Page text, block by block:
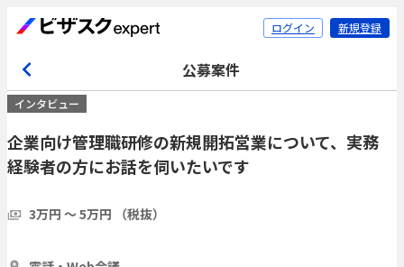
ログイン 新規登録
公募案件
インタビュー
企業向け管理職研修の新規開拓営業について、実務
経験者の方にお話を伺いたいです
3万円 〜 5万円 （税抜）